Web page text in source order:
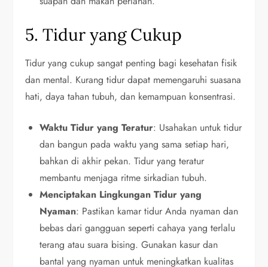
5. Tidur yang Cukup
Tidur yang cukup sangat penting bagi kesehatan fisik
dan mental. Kurang tidur dapat memengaruhi suasana
hati, daya tahan tubuh, dan kemampuan konsentrasi.
Waktu Tidur yang Teratur: Usahakan untuk tidur
dan bangun pada waktu yang sama setiap hari,
bahkan di akhir pekan. Tidur yang teratur
membantu menjaga ritme sirkadian tubuh.
Menciptakan Lingkungan Tidur yang
Nyaman: Pastikan kamar tidur Anda nyaman dan
bebas dari gangguan seperti cahaya yang terlalu
terang atau suara bising. Gunakan kasur dan
bantal yang nyaman untuk meningkatkan kualitas